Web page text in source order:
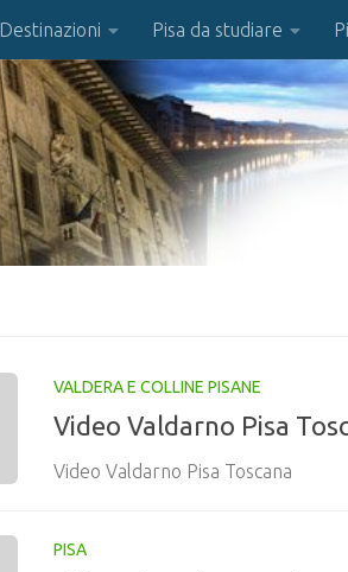
Destinazioni Pisa da studiare
VALDERA E COLLINE PISANE
Video Valdarno Pisa
Video Valdarno Pisa Toscana
PISA